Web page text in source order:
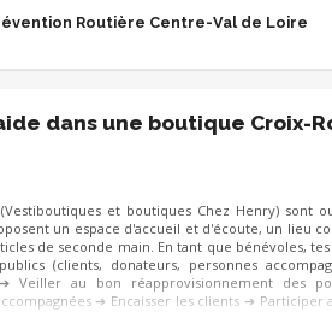
Routière Centre-Val de Loire
dans une boutique Croix-
et boutiques Chez Henry) sont
un espace d'accueil et d'écoute, un lieu
de seconde main. En tant que bénévoles, tes
(clients, donateurs, personnes
Veiller au bon réapprovisionnement des
➔ Encaisser les clients ➔ Participer